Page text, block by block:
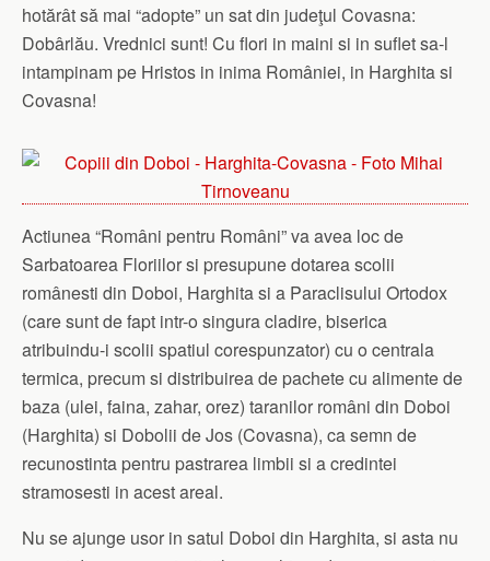
hotărât să mai “adopte” un sat din judeţul Covasna:
Dobârlău. Vrednici sunt! Cu flori in maini si in suflet sa-l
intampinam pe Hristos in inima României, in Harghita si
Covasna!
Actiunea “Români pentru Români” va avea loc de
Sarbatoarea Floriilor si presupune dotarea scolii
românesti din Doboi, Harghita si a Paraclisului Ortodox
(care sunt de fapt intr-o singura cladire, biserica
atribuindu-i scolii spatiul corespunzator) cu o centrala
termica, precum si distribuirea de pachete cu alimente de
baza (ulei, faina, zahar, orez) taranilor români din Doboi
(Harghita) si Dobolii de Jos (Covasna), ca semn de
recunostinta pentru pastrarea limbii si a credintei
stramosesti in acest areal.
Nu se ajunge usor in satul Doboi din Harghita, si asta nu